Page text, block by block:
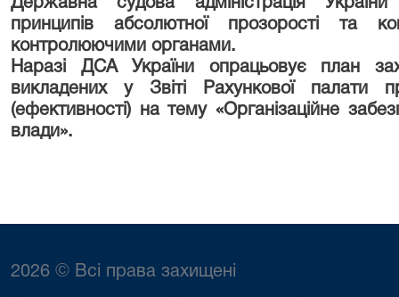
принципів абсолютної прозорості та
контролюючими органами.
Наразі ДСА України опрацьовує план
викладених у Звіті Рахункової палати
(ефективності) на тему «Організаційне
влади».
2026 © Всі права захищені